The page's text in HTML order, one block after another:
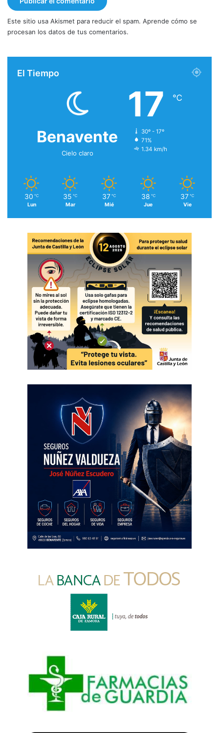
Este sitio usa Akismet para reducir el spam. Aprende cómo se
procesan los datos de tus comentarios.
El Tiempo
Benavente
Cielo claro
17 ℃
30º - 17º
71%
1.34 km/h
30 ℃
Lun
35 ℃
Mar
37 ℃
Mié
38 ℃
Jue
37 ℃
Vie